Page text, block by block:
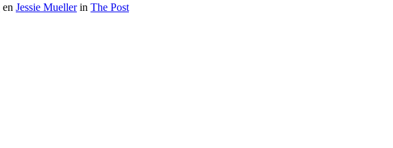
en Jessie Muellerin The Post